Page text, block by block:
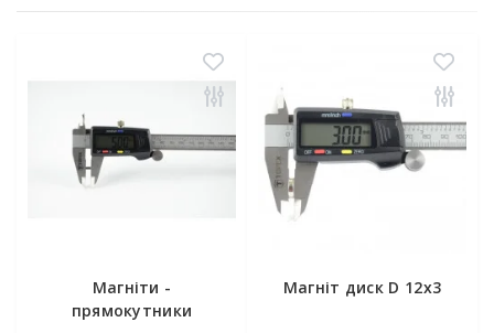
Магніти -
прямокутники
Магніт диск D 12x3